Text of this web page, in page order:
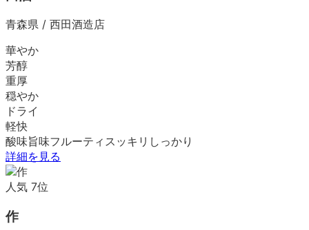
青森県 / 西田酒造店
華やか
芳醇
重厚
穏やか
ドライ
軽快
酸味旨味フルーティ スッキリ しっかり
詳細を見る
人気 7位
作